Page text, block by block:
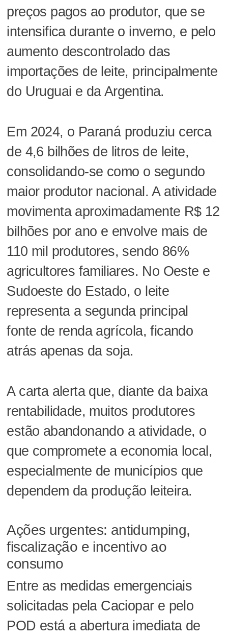
preços pagos ao produtor, que se
intensifica durante o inverno, e pelo
aumento descontrolado das
importações de leite, principalmente
do Uruguai e da Argentina.
Em 2024, o Paraná produziu cerca
de 4,6 bilhões de litros de leite,
consolidando-se como o segundo
maior produtor nacional. A atividade
movimenta aproximadamente R$ 12
bilhões por ano e envolve mais de
110 mil produtores, sendo 86%
agricultores familiares. No Oeste e
Sudoeste do Estado, o leite
representa a segunda principal
fonte de renda agrícola, ficando
atrás apenas da soja.
A carta alerta que, diante da baixa
rentabilidade, muitos produtores
estão abandonando a atividade, o
que compromete a economia local,
especialmente de municípios que
dependem da produção leiteira.
Ações urgentes: antidumping,
fiscalização e incentivo ao
consumo
Entre as medidas emergenciais
solicitadas pela Caciopar e pelo
POD está a abertura imediata de